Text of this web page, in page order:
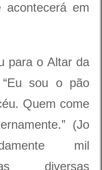
em
para o Altar da
sou o pão
Quem come
(Jo
mil
diversas